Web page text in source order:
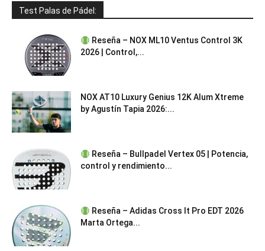
Test Palas de Pádel:
Reseña – NOX ML10 Ventus Control 3K
2026 | Control,...
NOX AT10 Luxury Genius 12K Alum Xtreme
by Agustín Tapia 2026:...
Reseña – Bullpadel Vertex 05 | Potencia,
control y rendimiento...
Reseña – Adidas Cross It Pro EDT 2026
Marta Ortega...